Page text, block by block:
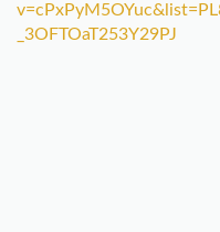
_3OFTOaT253Y29PJ